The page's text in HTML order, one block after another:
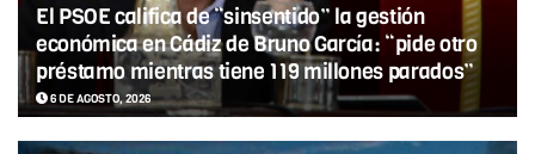
El PSOE califica de “sinsentido” la gestión
económica en Cádiz de Bruno García: “pide otro
préstamo mientras tiene 119 millones parados”
6 DE AGOSTO, 2026